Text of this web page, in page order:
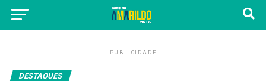
PUBLICIDADE
DESTAQUES